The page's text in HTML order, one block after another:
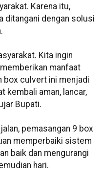
Karena itu,
ditangani dengan solusi
Kita ingin
manfaat
box culvert ini menjadi
kembali aman, lancar,
Bupati.
pemasangan 9 box
memperbaiki sistem
baik dan mengurangi
hari.